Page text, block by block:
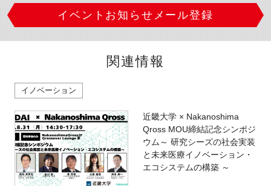
イベントお知らせメール登録
関連情報
イノベーション
近畿大学 × Nakanoshima
Qross MOU締結記念シンポジ
ウム～ 研究シーズの社会実装
と未来医療イノベーション・
エコシステムの構築 ～